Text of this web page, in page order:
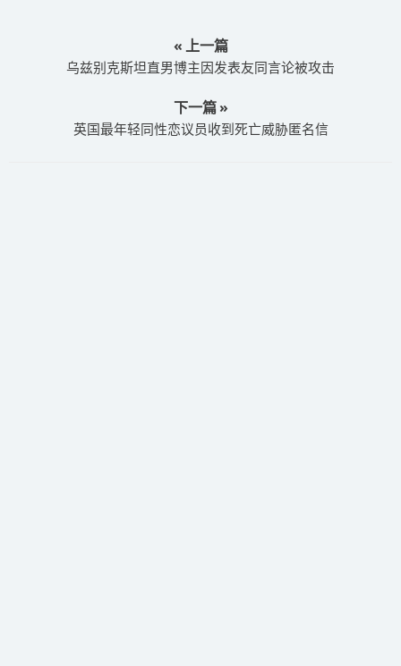
« 上一篇
乌兹别克斯坦直男博主因发表友同言论被攻击
下一篇 »
英国最年轻同性恋议员收到死亡威胁匿名信